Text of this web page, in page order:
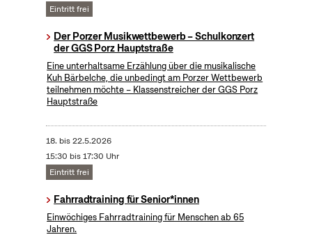
Eintritt frei
Der Porzer Musikwettbewerb – Schulkonzert
der GGS Porz Hauptstraße
Eine unterhaltsame Erzählung über die musikalische
Kuh Bärbelche, die unbedingt am Porzer Wettbewerb
teilnehmen möchte – Klassenstreicher der GGS Porz
Hauptstraße
18. bis22.5.2026
15:30 bis 17:30 Uhr
Eintritt frei
Fahrradtraining für Senior*innen
Einwöchiges Fahrradtraining für Menschen ab 65
Jahren.